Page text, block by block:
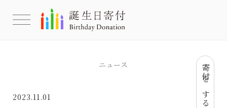
寄付をする
ニュース
2023.11.01